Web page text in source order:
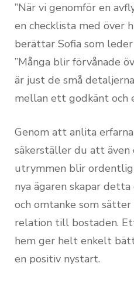
”När vi genomför en
en checklista med över
berättar Sofia som
”Många blir förvånade
är just de små
mellan ett godkänt och
Genom att anlita
säkerställer du att även
utrymmen blir
nya ägaren skapar detta
och omtanke som
relation till bostaden.
hem ger helt enkelt
en positiv nystart.